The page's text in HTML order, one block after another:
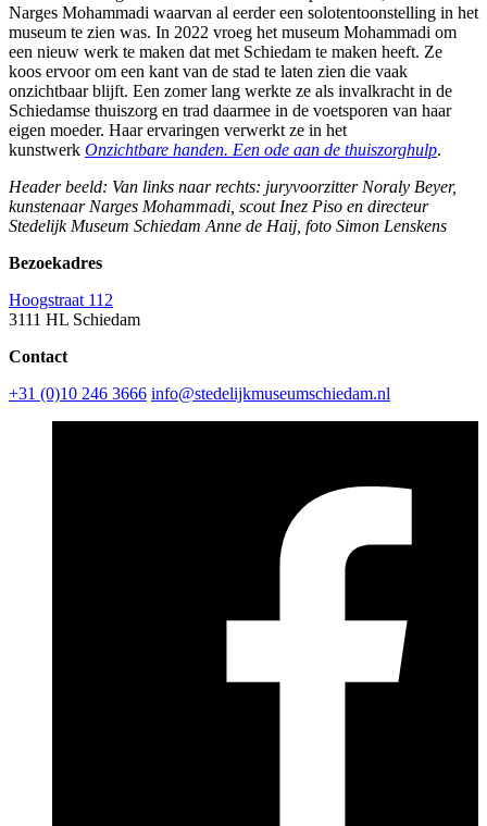
Narges Mohammadi waarvan al eerder een solotentoonstelling in het
museum te zien was. In 2022 vroeg het museum Mohammadi om
een nieuw werk te maken dat met Schiedam te maken heeft. Ze
koos ervoor om een kant van de stad te laten zien die vaak
onzichtbaar blijft. Een zomer lang werkte ze als invalkracht in de
Schiedamse thuiszorg en trad daarmee in de voetsporen van haar
eigen moeder. Haar ervaringen verwerkt ze in het
kunstwerk Onzichtbare handen. Een ode aan de thuiszorghulp.
Header beeld: Van links naar rechts: juryvoorzitter Noraly Beyer,
kunstenaar Narges Mohammadi, scout Inez Piso en directeur
Stedelijk Museum Schiedam Anne de Haij, foto Simon Lenskens
Bezoekadres
Hoogstraat 112
3111 HL Schiedam
Contact
+31 (0)10 246 3666 info@stedelijkmuseumschiedam.nl